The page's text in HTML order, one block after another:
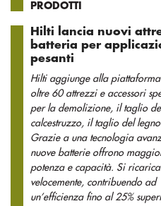
PRODOTTI
Hilti lancia nuovi
batteria per
pesanti
Hilti aggiunge alla
oltre 60 attrezzi e accessori
per la demolizione, il taglio
calcestruzzo, il taglio del legno
Grazie a una tecnologia
nuove batterie offrono
potenza e capacità. Si
velocemente, contribuendo ad
un’efficienza fino al 25%